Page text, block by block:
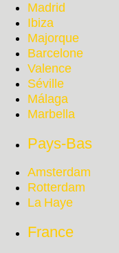
Madrid
Ibiza
Majorque
Barcelone
Valence
Séville
Málaga
Marbella
Pays-Bas
Amsterdam
Rotterdam
La Haye
France